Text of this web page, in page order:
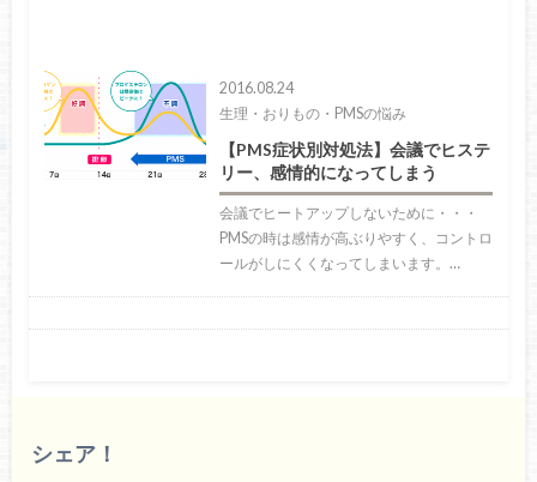
2016.08.24
生理・おりもの・PMSの悩み
【PMS症状別対処法】会議でヒステ
リー、感情的になってしまう
会議でヒートアップしないために・・・
PMSの時は感情が高ぶりやすく、コントロ
ールがしにくくなってしまいます。…
シェア！